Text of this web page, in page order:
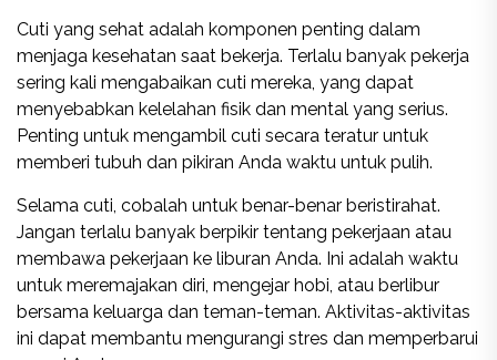
Cuti yang sehat adalah komponen penting dalam
menjaga kesehatan saat bekerja. Terlalu banyak pekerja
sering kali mengabaikan cuti mereka, yang dapat
menyebabkan kelelahan fisik dan mental yang serius.
Penting untuk mengambil cuti secara teratur untuk
memberi tubuh dan pikiran Anda waktu untuk pulih.
Selama cuti, cobalah untuk benar-benar beristirahat.
Jangan terlalu banyak berpikir tentang pekerjaan atau
membawa pekerjaan ke liburan Anda. Ini adalah waktu
untuk meremajakan diri, mengejar hobi, atau berlibur
bersama keluarga dan teman-teman. Aktivitas-aktivitas
ini dapat membantu mengurangi stres dan memperbarui